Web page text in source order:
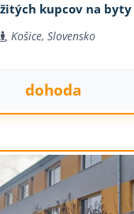
kupcov na byty
Košice, Slovensko
dohoda